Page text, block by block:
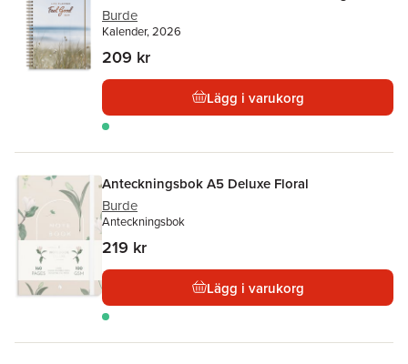
Burde
Kalender, 2026
209 kr
Lägg i varukorg
Anteckningsbok A5 Deluxe Floral
Burde
Anteckningsbok
219 kr
Lägg i varukorg